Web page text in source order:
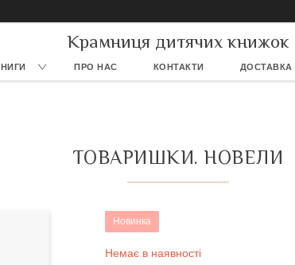
Крамниця дитячих книжок
ПРО НАС КОНТАКТИ ДОСТАВКА
ТОВАРИШКИ. НОВЕЛИ
Новинка
Немає в наявності